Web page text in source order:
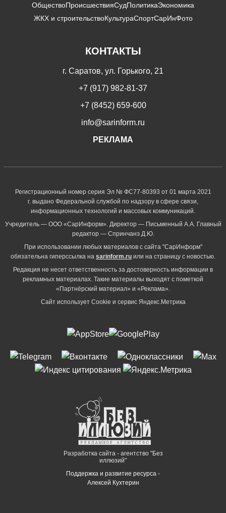
ОбществоПроисшествияСудПолитикаЭкономика
ЖКХ и строительствоКультураСпортСарИнФото
КОНТАКТЫ
г. Саратов, ул. Горького, 21
+7 (917) 982-81-37
+7 (8452) 659-600
info@sarinform.ru
РЕКЛАМА
Регистрационный номер серия Эл № ФС77-80393 от 01 марта 2021
г. выдано Федеральной службой по надзору в сфере связи,
информационных технологий и массовых коммуникаций.
Учредитель — ООО «СарИнформ». Директор — Письменный А.А. Главный
редактор — Спринчанэ Д.Ю.
При использовании любых материалов с сайта "СарИнформ"
обязательна гиперссылка на sarinform.ru или на страницу с новостью.
Редакция не несет ответственность за достоверность информации в
рекламных материалах. Такие материалы выходят с пометкой
«Партнёрский материал» и «Реклама».
Сайт использует Cookie и сервиc Яндекс.Метрика
Разработка сайта - агентство "Без
иллюзий"
Поддержка и развитие ресурса -
Алексей Кухтерин